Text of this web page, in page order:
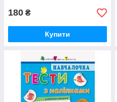
180 ₴
Купити